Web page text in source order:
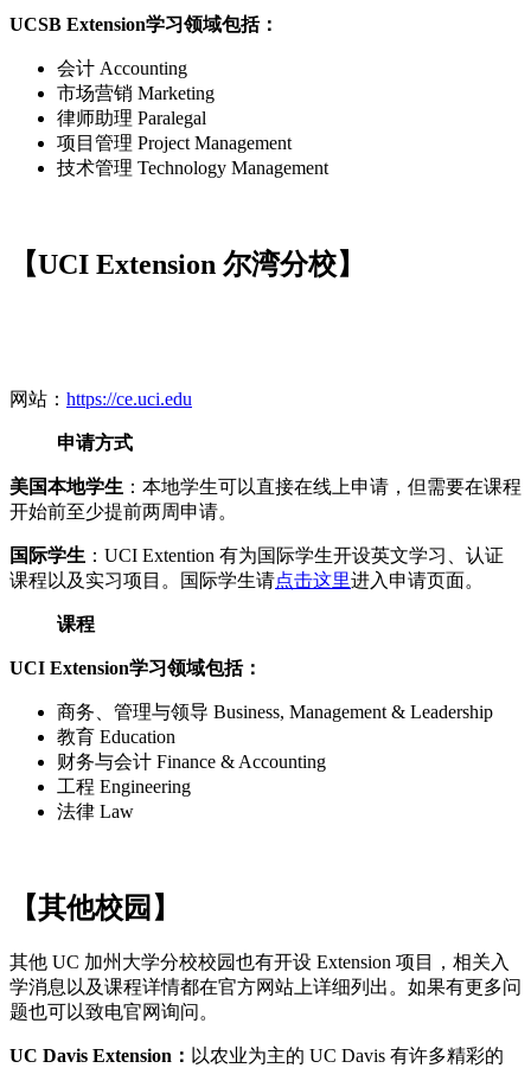
UCSB Extension学习领域包括：
会计 Accounting
市场营销 Marketing
律师助理 Paralegal
项目管理 Project Management
技术管理 Technology Management
【UCI Extension 尔湾分校】
网站： https://ce.uci.edu
申请方式
美国本地学生 ：本地学生可以直接在线上申请，但需要在课程
开始前至少提前两周申请。
国际学生 ：UCI Extention 有为国际学生开设英文学习、认证
课程以及实习项目。国际学生请点击这里进入申请页面。
课程
UCI Extension学习领域包括：
商务、管理与领导 Business, Management & Leadership
教育 Education
财务与会计 Finance & Accounting
工程 Engineering
法律 Law
【其他校园】
其他 UC 加州大学分校校园也有开设 Extension 项目，相关入
学消息以及课程详情都在官方网站上详细列出。如果有更多问
题也可以致电官网询问。
UC Davis Extension： 以农业为主的 UC Davis 有许多精彩的